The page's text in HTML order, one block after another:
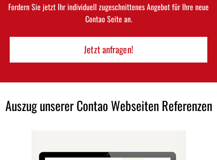
Fordern Sie jetzt Ihr individuell zugeschnittenes Angebot für Ihre neue
Contao Seite an.
Jetzt anfragen!
Auszug unserer Contao Webseiten Referenzen